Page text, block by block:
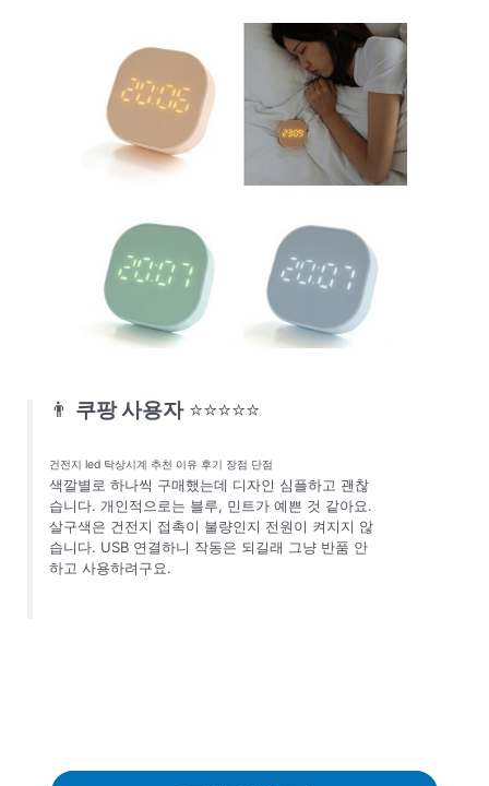
👨 쿠팡 사용자 ⭐⭐⭐⭐⭐
건전지 led 탁상시계 추천 이유 후기 장점 단점
색깔별로 하나씩 구매했는데 디자인 심플하고 괜찮
습니다. 개인적으로는 블루, 민트가 예쁜 것 같아요.
살구색은 건전지 접촉이 불량인지 전원이 켜지지 않
습니다. USB 연결하니 작동은 되길래 그냥 반품 안
하고 사용하려구요.